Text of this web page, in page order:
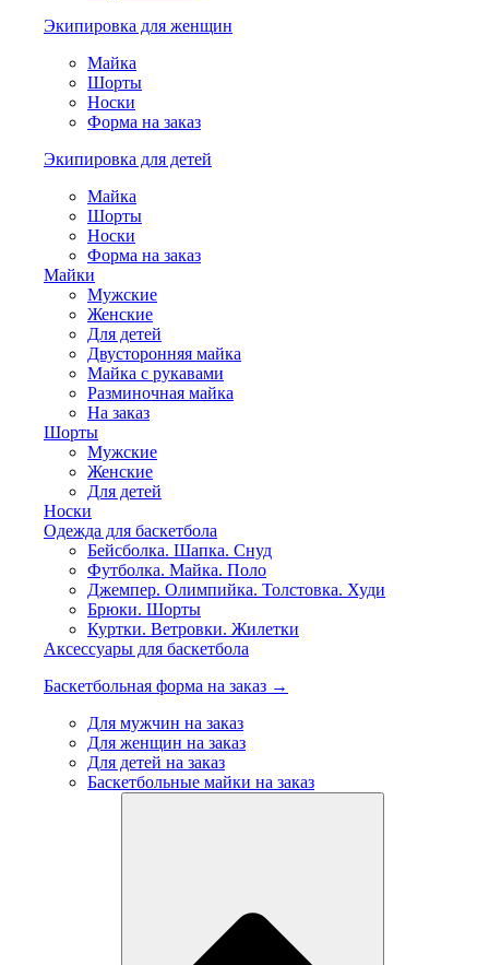
Экипировка для женщин
Майка
Шорты
Носки
Форма на заказ
Экипировка для детей
Майка
Шорты
Носки
Форма на заказ
Майки
Мужские
Женские
Для детей
Двусторонняя майка
Майка с рукавами
Разминочная майка
На заказ
Шорты
Мужские
Женские
Для детей
Носки
Одежда для баскетбола
Бейсболка. Шапка. Снуд
Футболка. Майка. Поло
Джемпер. Олимпийка. Толстовка. Худи
Брюки. Шорты
Куртки. Ветровки. Жилетки
Аксессуары для баскетбола
Баскетбольная форма на заказ →
Для мужчин на заказ
Для женщин на заказ
Для детей на заказ
Баскетбольные майки на заказ